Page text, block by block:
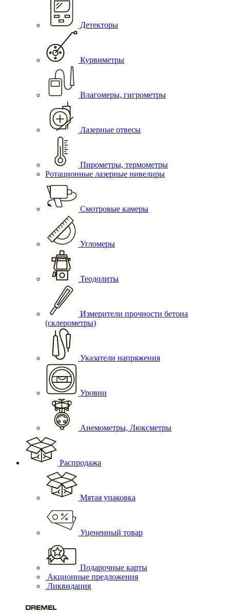
Детекторы
Курвиметры
Влагомеры, гигрометры
Лазерные отвесы
Пирометры, термометры
Ротационные лазерные нивелиры
Смотровые камеры
Угломеры
Теодолиты
Измерители прочности бетона
(склерометры)
Указатели напряжения
Уровни
Анемометры, Люксметры
Распродажа
Мятая упаковка
Уцененный товар
Подарочные карты
Акционные предложения
Ликвидация